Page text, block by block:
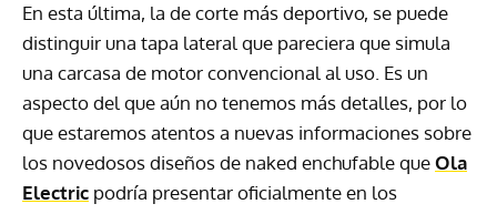
En esta última, la de corte más deportivo, se puede
distinguir una tapa lateral que pareciera que simula
una carcasa de motor convencional al uso. Es un
aspecto del que aún no tenemos más detalles, por lo
que estaremos atentos a nuevas informaciones sobre
los novedosos diseños de naked enchufable queOla
Electric podría presentar oficialmente en los